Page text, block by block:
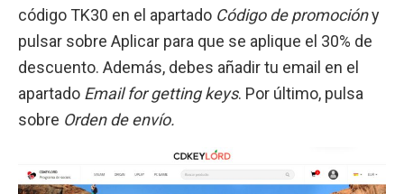
código TK30 en el apartado Código de promocióny
pulsar sobre Aplicar para que se aplique el 30% de
descuento. Además, debes añadir tu email en el
apartado Email for getting keys. Por último, pulsa
sobre Orden de envío.